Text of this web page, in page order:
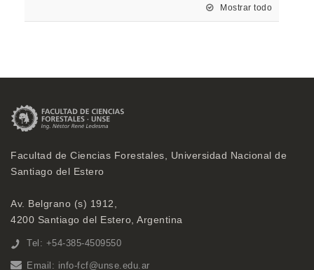
Mostrar todo
Facultad de Ciencias Forestales, Universidad Nacional de
Santiago del Estero
Av. Belgrano (s) 1912,
4200 Santiago del Estero, Argentina
Tel: +54-385-4509550
Email: info-fcf@unse.edu.ar